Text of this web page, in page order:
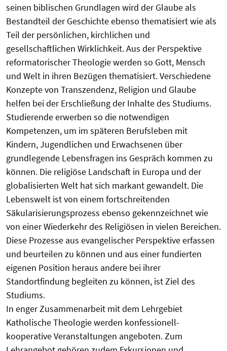
seinen biblischen Grundlagen wird der Glaube als
Bestandteil der Geschichte ebenso thematisiert wie als
Teil der persönlichen, kirchlichen und
gesellschaftlichen Wirklichkeit. Aus der Perspektive
reformatorischer Theologie werden so Gott, Mensch
und Welt in ihren Bezügen thematisiert. Verschiedene
Konzepte von Transzendenz, Religion und Glaube
helfen bei der Erschließung der Inhalte des Studiums.
Studierende erwerben so die notwendigen
Kompetenzen, um im späteren Berufsleben mit
Kindern, Jugendlichen und Erwachsenen über
grundlegende Lebensfragen ins Gespräch kommen zu
können. Die religiöse Landschaft in Europa und der
globalisierten Welt hat sich markant gewandelt. Die
Lebenswelt ist von einem fortschreitenden
Säkularisierungsprozess ebenso gekennzeichnet wie
von einer Wiederkehr des Religiösen in vielen Bereichen.
Diese Prozesse aus evangelischer Perspektive erfassen
und beurteilen zu können und aus einer fundierten
eigenen Position heraus andere bei ihrer
Standortfindung begleiten zu können, ist Ziel des
Studiums.
In enger Zusammenarbeit mit dem Lehrgebiet
Katholische Theologie werden konfessionell-
kooperative Veranstaltungen angeboten. Zum